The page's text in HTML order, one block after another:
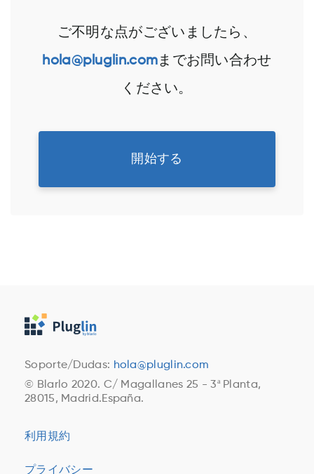
ご不明な点がございましたら、
hola@pluglin.comまでお問い合わせ
ください。
開始する
Soporte/Dudas: hola@pluglin.com
© Blarlo 2020. C/ Magallanes 25 - 3ª Planta,
28015, Madrid.España.
利用規約
プライバシー